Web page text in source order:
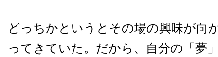
どっちかというとその場の興味が向
ってきていた。だから、自分の「夢